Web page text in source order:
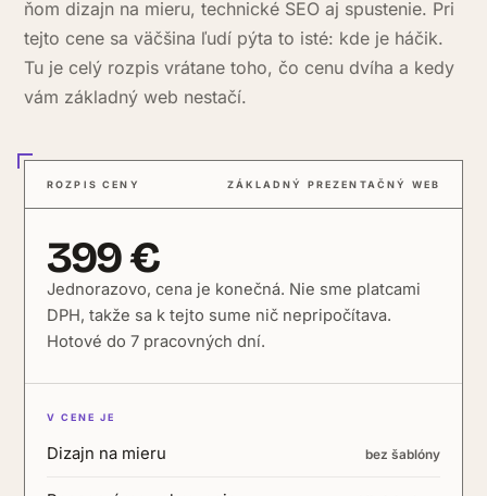
ňom dizajn na mieru, technické SEO aj spustenie. Pri
tejto cene sa väčšina ľudí pýta to isté: kde je háčik.
Tu je celý rozpis vrátane toho, čo cenu dvíha a kedy
vám základný web nestačí.
ROZPIS CENY ZÁKLADNÝ PREZENTAČNÝ WEB
399 €
Jednorazovo, cena je konečná. Nie sme platcami
DPH, takže sa k tejto sume nič nepripočítava.
Hotové do 7 pracovných dní.
V CENE JE
Dizajn na mieru bez šablóny